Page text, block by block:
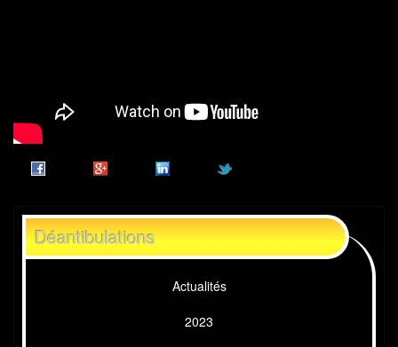
Déantibulations
Actualités
2023